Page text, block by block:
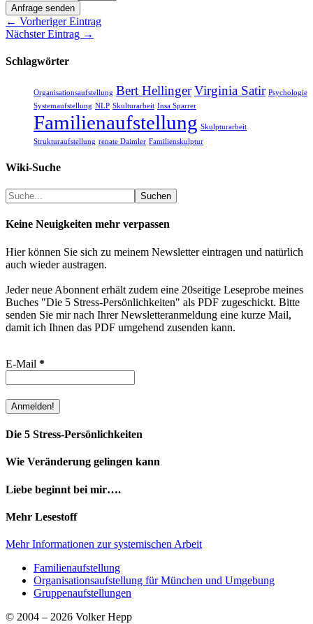
Anfrage senden
← Vorheriger Eintrag
Nächster Eintrag →
Schlagwörter
Organisationsaufstellung Bert HellingerVirginia Satir Psychologie
Systemaufstellung NLP Skulturarbeit Insa Sparrer
Familienaufstellung Skulpturarbeit
Strukturaufstellung renate Daimler Familienskulptur
Wiki-Suche
Suchen Suchen
Keine Neuigkeiten mehr verpassen
Hier können Sie sich zu meinem Newsletter eintragen und natürlich
auch wieder austragen.
Jeder neue Abonnent erhält zudem eine 20seitige Leseprobe meines
Buches "Die 5 Stress-Persönlichkeiten" als PDF zugeschickt. Bitte
senden Sie mir nach Ihrer Newsletteranmeldung eine kurze Mail,
damit ich Ihnen das PDF umgehend zusenden kann.
E-Mail *
Die 5 Stress-Persönlichkeiten
Wie Veränderung gelingen kann
Liebe beginnt bei mir….
Mehr Lesestoff
Mehr Informationen zur systemischen Arbeit
Familienaufstellung
Organisationsaufstellung für München und Umgebung
Gruppenaufstellungen
© 2004 – 2026 Volker Hepp